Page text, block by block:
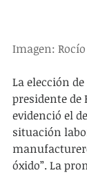
Imagen:
La elección
presidente de
evidenció el
situación
óxido”. La